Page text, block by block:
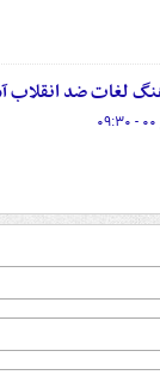
لغات ضد انقلاب